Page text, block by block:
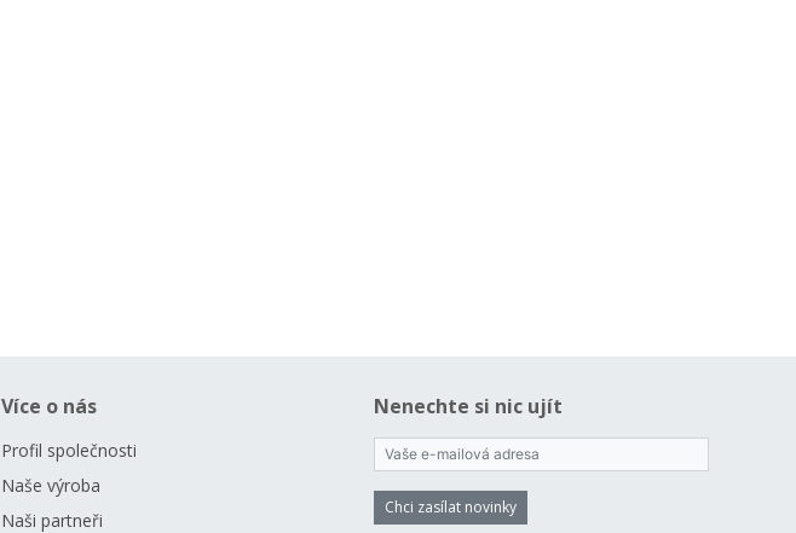
Více o nás
Profil společnosti
Naše výroba
Naši partneři
Nenechte si nic ujít
Chci zasílat novinky